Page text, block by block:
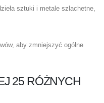
sztuki i metale szlachetne,
aby zmniejszyć ogólne
25 RÓŻNYCH